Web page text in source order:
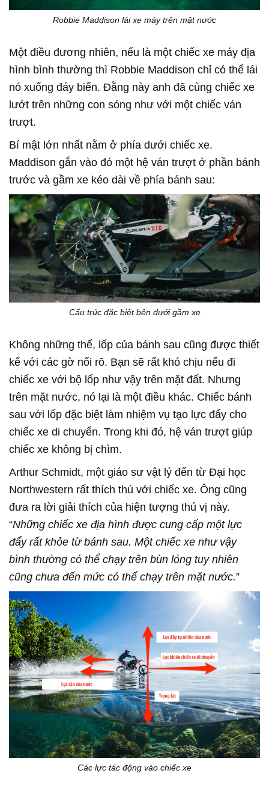
Robbie Maddison lái xe máy trên mặt nước
Một điều đương nhiên, nếu là một chiếc xe máy địa
hình bình thường thì Robbie Maddison chỉ có thể lái
nó xuống đáy biển. Đằng này anh đã cùng chiếc xe
lướt trên những con sóng như với một chiếc ván
trượt.
Bí mật lớn nhất nằm ở phía dưới chiếc xe.
Maddison gắn vào đó một hệ ván trượt ở phần bánh
trước và gầm xe kéo dài về phía bánh sau:
Cấu trúc đặc biệt bên dưới gầm xe
Không những thế, lốp của bánh sau cũng được thiết
kế với các gờ nổi rõ. Bạn sẽ rất khó chịu nếu đi
chiếc xe với bộ lốp như vậy trên mặt đất. Nhưng
trên mặt nước, nó lại là một điều khác. Chiếc bánh
sau với lốp đặc biệt làm nhiệm vụ tạo lực đẩy cho
chiếc xe di chuyển. Trong khi đó, hệ ván trượt giúp
chiếc xe không bị chìm.
Arthur Schmidt, một giáo sư vật lý đến từ Đại học
Northwestern rất thích thú với chiếc xe. Ông cũng
đưa ra lời giải thích của hiện tượng thú vị này.
“Những chiếc xe địa hình được cung cấp một lực
đẩy rất khỏe từ bánh sau. Một chiếc xe như vậy
bình thường có thể chạy trên bùn lỏng tuy nhiên
cũng chưa đến mức có thể chạy trên mặt nước.”
Các lực tác động vào chiếc xe